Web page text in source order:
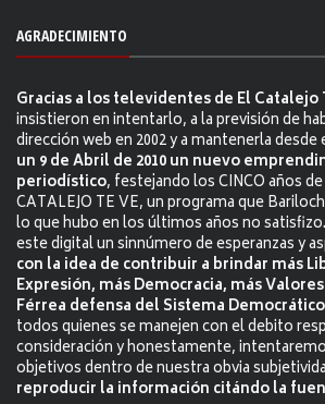
AGRADECIMIENTO
Gracias a los televidentes de El Catalejo
insistieron en intentarlo, a la previsión de
dirección web en 2002 y a mantenerla
un 9 de Abril de 2010 un nuevo
periodístico, festejando los CINCO años
CATALEJO TE VE, un programa que
lo que hubo en los últimos años no
este digital un sinnúmero de esperanzas y
con la idea de contribuir a brindar más
Expresión, más Democracia, más
Férrea defensa del Sistema
todos quienes se manejen con el debito
consideración y honestamente,
objetivos dentro de nuestra obvia
reproducir la información citándo la